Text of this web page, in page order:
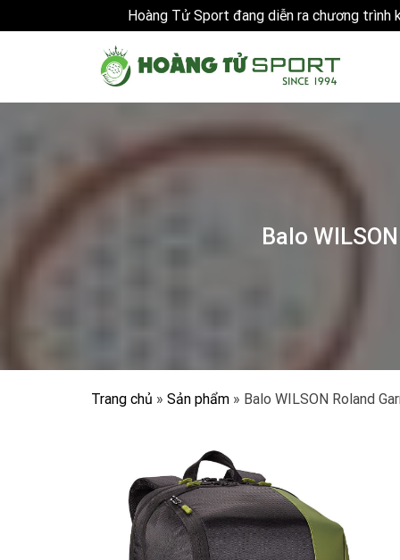
Hoàng Tử Sport đang diễn ra chương trình
Balo
Trang chủ » Sản phẩm » Balo WILSON Roland